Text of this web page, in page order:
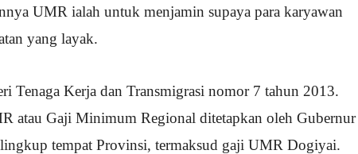
UMR ialah untuk menjamin supaya para karyawan
yang layak.
Tenaga Kerja dan Transmigrasi nomor 7 tahun 2013.
atau Gaji Minimum Regional ditetapkan oleh Gubernur
tempat Provinsi, termaksud gaji UMR Dogiyai.